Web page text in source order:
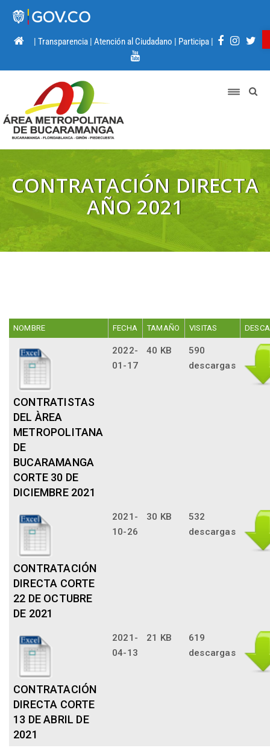
| Transparencia | Atención al Ciudadano | Participa |
CONTRATACIÓN DIRECTA
AÑO 2021
NOMBRE FECHA TAMAÑO VISITAS
CONTRATISTAS
DEL ÀREA
METROPOLITANA
DE
BUCARAMANGA
CORTE 30 DE
DICIEMBRE 2021
2022-
01-17
40 KB
590
descargas
CONTRATACIÓN
DIRECTA CORTE
22 DE OCTUBRE
DE 2021
2021-
10-26
30 KB
532
descargas
CONTRATACIÓN
DIRECTA CORTE
13 DE ABRIL DE
2021
2021-
04-13
21 KB
619
descargas